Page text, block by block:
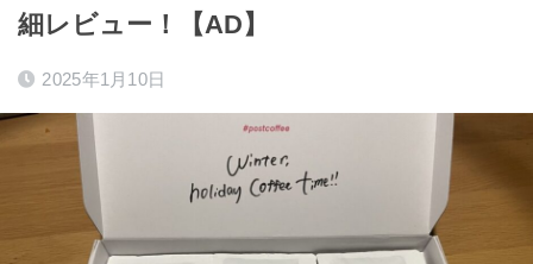
細レビュー！【AD】
2025年1月10日